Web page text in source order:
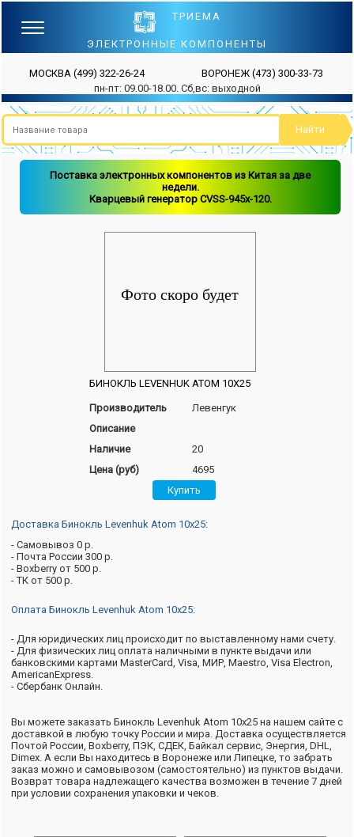
ТРИЕМА
ЭЛЕКТРОННЫЕ КОМПОНЕНТЫ
МОСКВА (499) 322-26-24 ВОРОНЕЖ (473) 300-33-73
пн-пт: 09.00-18.00. Сб,вс: выходной
Поставка электронных компонентов из Китая за две
недели.
Кварцевый генератор CVSS-945x-120.
БИНОКЛЬ LEVENHUK ATOM 10X25
Производитель
Левенгук
Описание
Наличие
20
Цена (руб)
4695
Доставка Бинокль Levenhuk Atom 10x25:
- Самовывоз 0 р.
- Почта России 300 р.
- Boxberry от 500 р.
- ТК от 500 р.
Оплата Бинокль Levenhuk Atom 10x25:
- Для юридических лиц происходит по выставленному нами счету.
- Для физических лиц оплата наличными в пункте выдачи или
банковскими картами MasterCard, Visa, МИР, Maestro, Visa Electron,
AmericanExpress.
- Сбербанк Онлайн.
Вы можете заказать Бинокль Levenhuk Atom 10x25 на нашем сайте с
доставкой в любую точку России и мира. Доставка осуществляется
Почтой России, Boxberry, ПЭК, СДЕК, Байкал сервис, Энергия, DHL,
Dimex. А если Вы находитесь в Воронеже или Липецке, то забрать
заказ можно и самовывозом (самостоятельно) из пунктов выдачи.
Возврат товара надлежащего качества возможен в течение 7 дней
при условии сохранения упаковки и чеков.